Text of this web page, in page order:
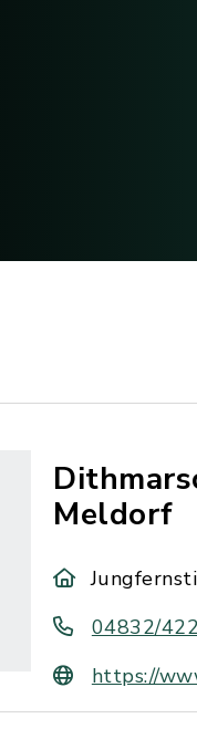
Meldorf
04832/
https://